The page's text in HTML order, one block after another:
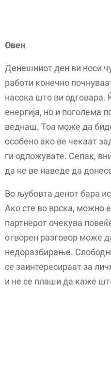
Овен
Денешниот ден ви носи
работи конечно
насока што ви одговара.
енергија, но и поголема
веднаш. Тоа може да
особено ако ве чекаат
ги одложувате. Сепак,
да не ве наведе да
Во љубовта денот бара
Ако сте во врска, можно
партнерот очекува
отворен разговор може
недоразбирање.
се заинтересираат за
и не се плаши да каже